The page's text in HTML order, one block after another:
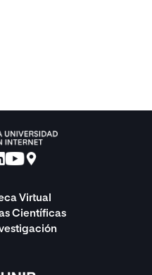
Virtual
Científicas